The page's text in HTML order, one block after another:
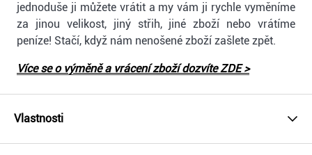
jednoduše ji můžete vrátit a my vám ji rychle vyměníme
za jinou velikost, jiný střih, jiné zboží nebo vrátíme
peníze! Stačí, když nám nenošené zboží zašlete zpět.
Více se o výměně a vrácení zboží dozvíte ZDE >
Vlastnosti